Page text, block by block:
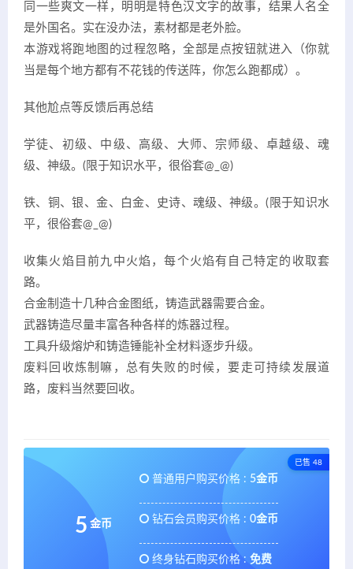
同一些爽文一样，明明是特色汉文字的故事，结果人名全
是外国名。实在没办法，素材都是老外脸。
本游戏将跑地图的过程忽略，全部是点按钮就进入（你就
当是每个地方都有不花钱的传送阵，你怎么跑都成）。
其他尬点等反馈后再总结
学徒、初级、中级、高级、大师、宗师级、卓越级、魂
级、神级。(限于知识水平，很俗套@_@)
铁、铜、银、金、白金、史诗、魂级、神级。(限于知识水
平，很俗套@_@)
收集火焰目前九中火焰，每个火焰有自己特定的收取套
路。
合金制造十几种合金图纸，铸造武器需要合金。
武器铸造尽量丰富各种各样的炼器过程。
工具升级熔炉和铸造锤能补全材料逐步升级。
废料回收炼制嘛，总有失败的时候，要走可持续发展道
路，废料当然要回收。
已售 48
5 金币
普通用户购买价格 : 5金币
钻石会员购买价格 : 0金币
终身钻石购买价格 : 免费